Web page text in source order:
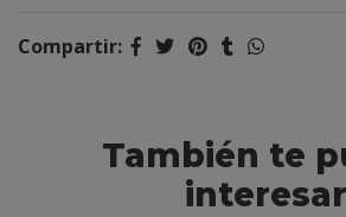
Compartir:
También te
interesar